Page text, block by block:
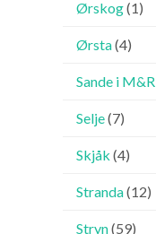
Ørskog(1)
Ørsta(4)
Sande i M&R
Selje(7)
Skjåk (4)
Stranda(12)
Stryn(59)